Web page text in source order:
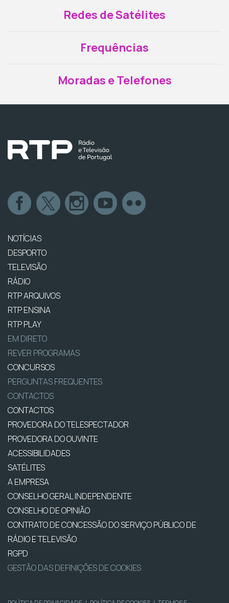
Redes de Satélites
Frequências
Moradas e Telefones
NOTÍCIAS
DESPORTO
TELEVISÃO
RÁDIO
RTP ARQUIVOS
RTP ENSINA
RTP PLAY
EM DIRETO
REVER PROGRAMAS
CONCURSOS
PERGUNTAS FREQUENTES
CONTACTOS
CONTACTOS
PROVEDORA DO TELESPECTADOR
PROVEDORA DO OUVINTE
ACESSIBILIDADES
SATÉLITES
A EMPRESA
CONSELHO GERAL INDEPENDENTE
CONSELHO DE OPINIÃO
CONTRATO DE CONCESSÃO DO SERVIÇO PÚBLICO DE
RÁDIO E TELEVISÃO
RGPD
GESTÃO DAS DEFINIÇÕES DE COOKIES